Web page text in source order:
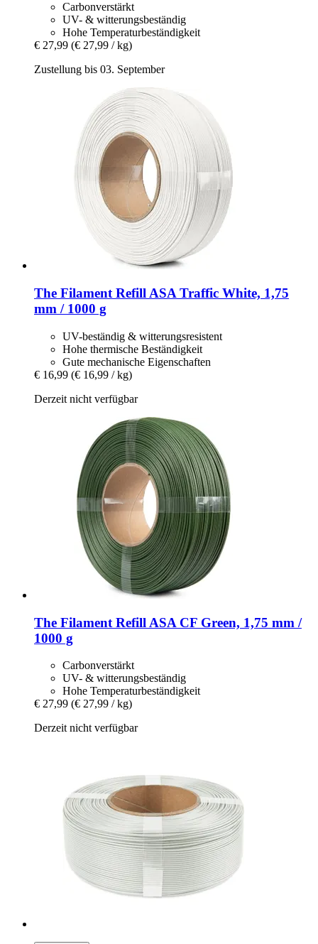
Carbonverstärkt
UV- & witterungsbeständig
Hohe Temperaturbeständigkeit
€ 27,99 (€ 27,99 / kg)
Zustellung bis 03. September
The Filament Refill ASA Traffic White, 1,75
mm / 1000 g
UV-beständig & witterungsresistent
Hohe thermische Beständigkeit
Gute mechanische Eigenschaften
€ 16,99 (€ 16,99 / kg)
Derzeit nicht verfügbar
The Filament Refill ASA CF Green, 1,75 mm /
1000 g
Carbonverstärkt
UV- & witterungsbeständig
Hohe Temperaturbeständigkeit
€ 27,99 (€ 27,99 / kg)
Derzeit nicht verfügbar